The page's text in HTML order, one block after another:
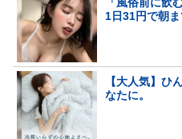
1日31円で朝
【大人気】ひ
なたに。